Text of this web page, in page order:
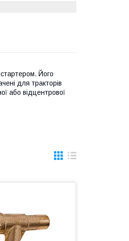
Його
для тракторів
або відцентрової